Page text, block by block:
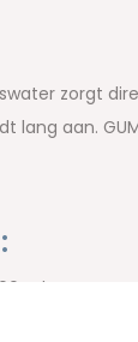
zorgt
lang aan.
ml